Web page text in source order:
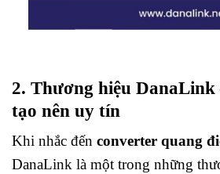
2. Thương hiệu
tạo nên uy tín
Khi nhắc đến converter quang
DanaLink là một trong những